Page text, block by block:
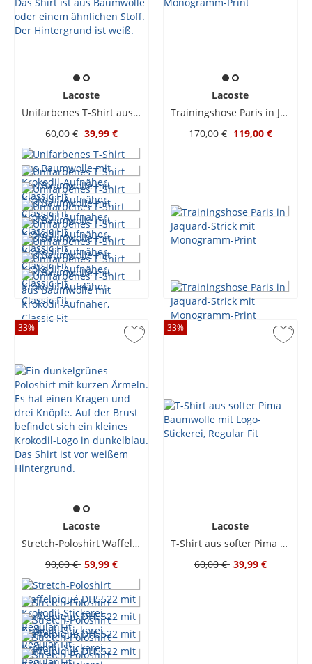
Lacoste
Unifarbenes T-Shirt aus Baumwolle mit Krokodil-Aufnäher, Classic Fit
60,00 € 39,99 €
+4
Lacoste
Trainingshose Paris in Jaquard-Strick mit Monogramm-Print
170,00 € 119,00 €
33%
Lacoste
Stretch-Poloshirt Waffelpiqué DH5522 mit Krokodil-Stickerei, Regular Fit
90,00 € 59,99 €
33%
Lacoste
T-Shirt aus softer Pima Baumwolle mit Logo-Stickerei, Regular Fit
60,00 € 39,99 €